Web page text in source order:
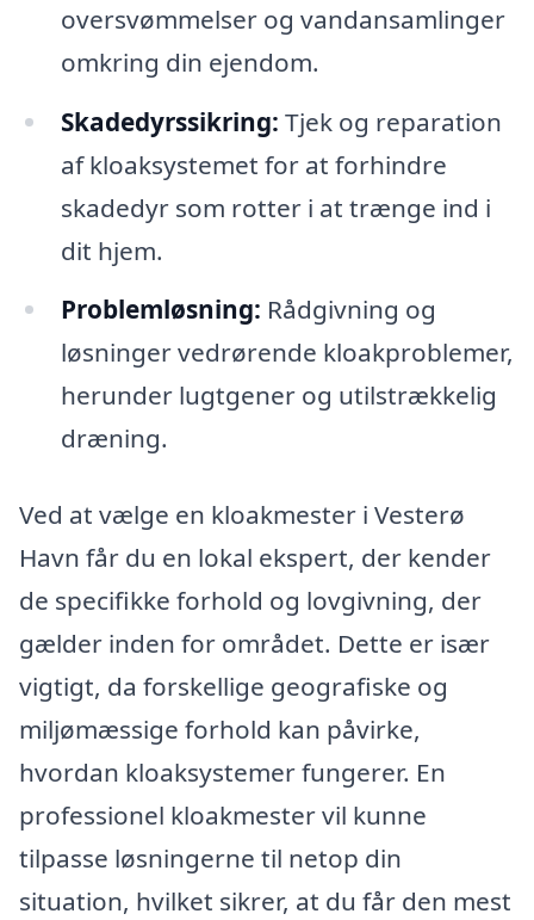
oversvømmelser og vandansamlinger
omkring din ejendom.
Skadedyrssikring: Tjek og reparation
af kloaksystemet for at forhindre
skadedyr som rotter i at trænge ind i
dit hjem.
Problemløsning: Rådgivning og
løsninger vedrørende kloakproblemer,
herunder lugtgener og utilstrækkelig
dræning.
Ved at vælge en kloakmester i Vesterø
Havn får du en lokal ekspert, der kender
de specifikke forhold og lovgivning, der
gælder inden for området. Dette er især
vigtigt, da forskellige geografiske og
miljømæssige forhold kan påvirke,
hvordan kloaksystemer fungerer. En
professionel kloakmester vil kunne
tilpasse løsningerne til netop din
situation, hvilket sikrer, at du får den mest